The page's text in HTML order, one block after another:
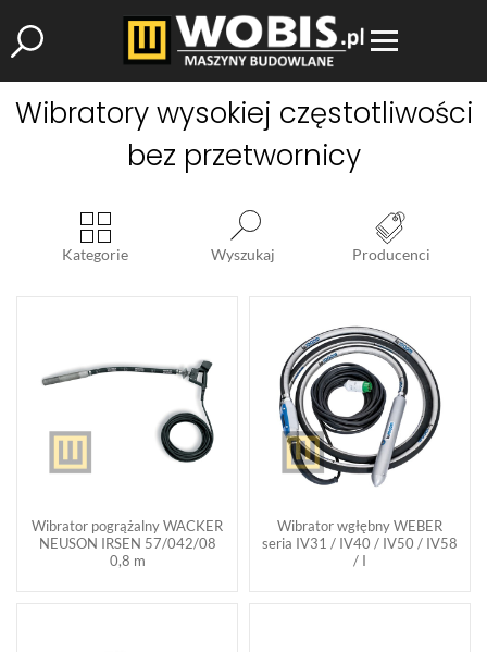
Wibratory wysokiej częstotliwości
bez przetwornicy
Kategorie Wyszukaj Producenci
Wibrator pogrążalny WACKER
NEUSON IRSEN 57/042/08
0,8 m
Wibrator wgłębny WEBER
seria IV31 / IV40 / IV50 / IV58
/ I